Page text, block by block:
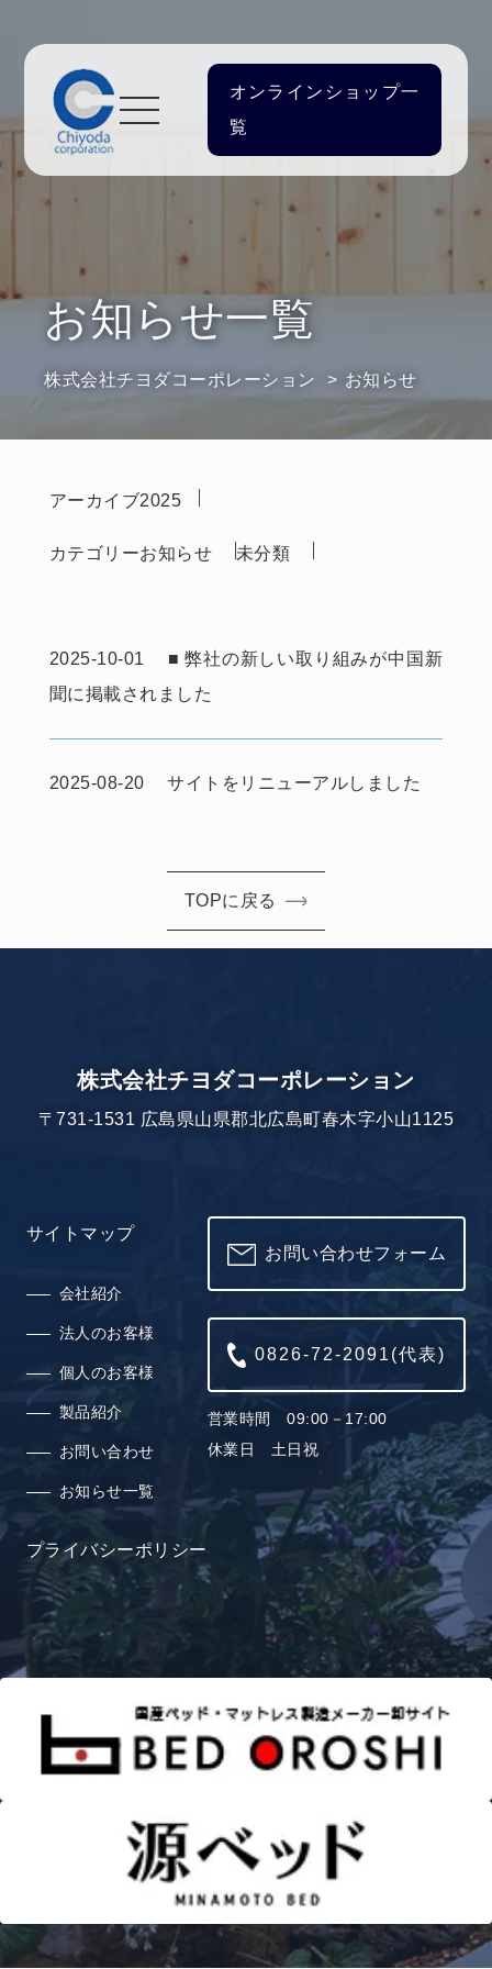
オンライン ショップ一
覧
お知らせ一覧
株式会社チヨダコーポレーション お知らせ
アーカイブ2025
カテゴリーお知らせ 未分類
2025-10-01
■ 弊社の新しい取り組みが中国新
聞に掲載されました
2025-08-20 サイトをリニューアルしました
TOPに戻る
株式会社チヨダコーポレーション
〒731-1531 広島県山県郡北広島町春木字小山1125
サイトマップ
会社紹介
法人のお客様
個人のお客様
製品紹介
お問い合わせ
お知らせ一覧
プライバシーポリシー
お問い合わせフォーム
0826-72-2091(代表)
営業時間 09:00－17:00
休業日 土日祝